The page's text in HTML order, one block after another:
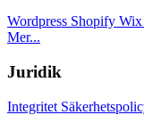
Wordpress Shopify Wix
Mer...
Juridik
Integritet